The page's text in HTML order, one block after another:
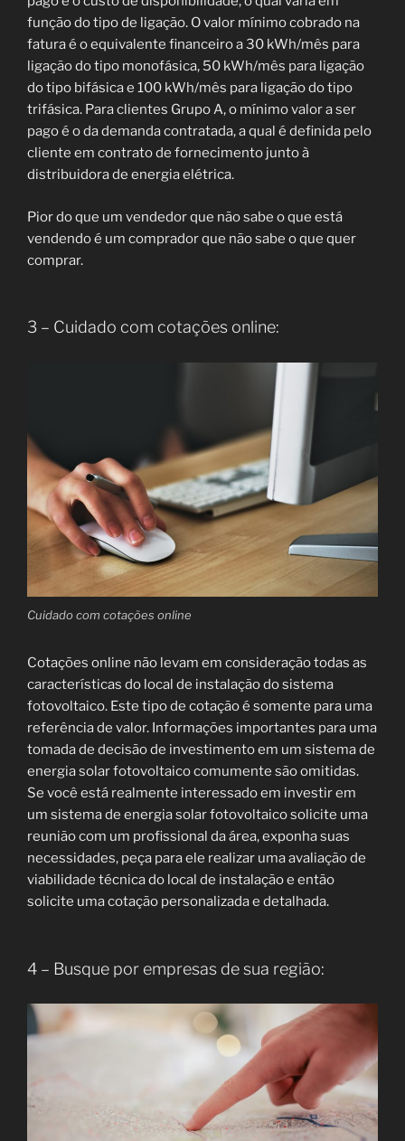
função do tipo de ligação. O valor mínimo cobrado na
fatura é o equivalente financeiro a 30 kWh/mês para
ligação do tipo monofásica, 50 kWh/mês para ligação
do tipo bifásica e 100 kWh/mês para ligação do tipo
trifásica. Para clientes Grupo A, o mínimo valor a ser
pago é o da demanda contratada, a qual é definida pelo
cliente em contrato de fornecimento junto à
distribuidora de energia elétrica.
Pior do que um vendedor que não sabe o que está
vendendo é um comprador que não sabe o que quer
comprar.
3 – Cuidado com cotações online:
Cuidado com cotações online
Cotações online não levam em consideração todas as
características do local de instalação do sistema
fotovoltaico. Este tipo de cotação é somente para uma
referência de valor. Informações importantes para uma
tomada de decisão de investimento em um sistema de
energia solar fotovoltaico comumente são omitidas.
Se você está realmente interessado em investir em
um sistema de energia solar fotovoltaico solicite uma
reunião com um profissional da área, exponha suas
necessidades, peça para ele realizar uma avaliação de
viabilidade técnica do local de instalação e então
solicite uma cotação personalizada e detalhada.
4 – Busque por empresas de sua região: